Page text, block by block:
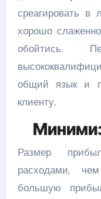
среагировать в
хорошо
обойтись.
общий язык и
клиенту.
Размер
расходами,
большую